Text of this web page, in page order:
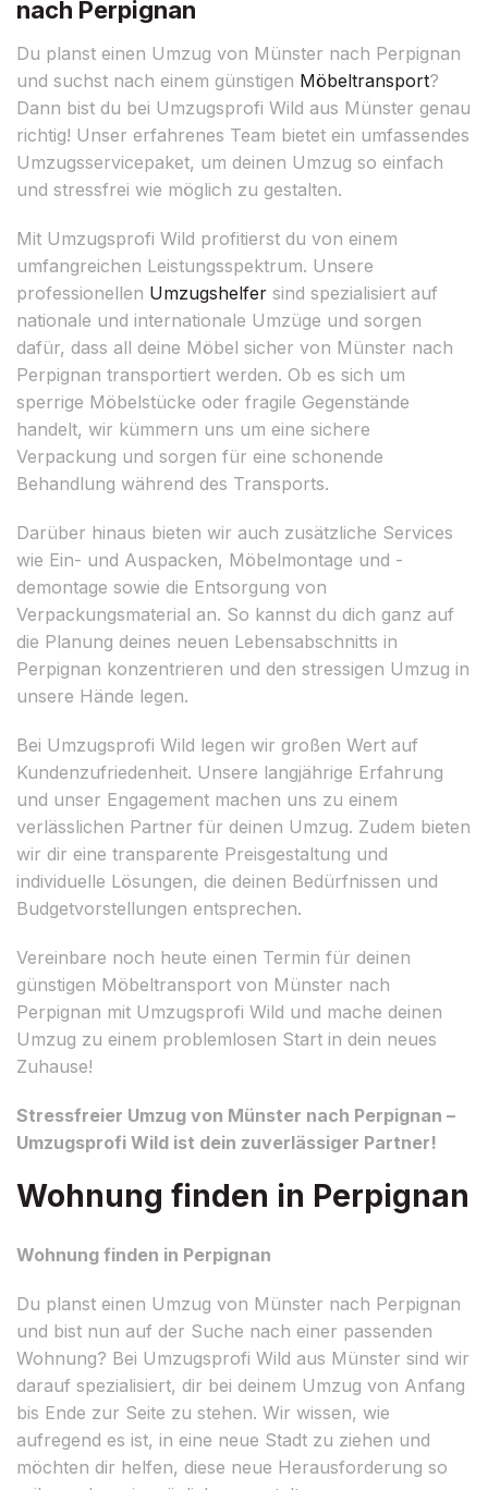
nach Perpignan
Du planst einen Umzug von Münster nach Perpignan
und suchst nach einem günstigen Möbeltransport?
Dann bist du bei Umzugsprofi Wild aus Münster genau
richtig! Unser erfahrenes Team bietet ein umfassendes
Umzugsservicepaket, um deinen Umzug so einfach
und stressfrei wie möglich zu gestalten.
Mit Umzugsprofi Wild profitierst du von einem
umfangreichen Leistungsspektrum. Unsere
professionellen Umzugshelfer sind spezialisiert auf
nationale und internationale Umzüge und sorgen
dafür, dass all deine Möbel sicher von Münster nach
Perpignan transportiert werden. Ob es sich um
sperrige Möbelstücke oder fragile Gegenstände
handelt, wir kümmern uns um eine sichere
Verpackung und sorgen für eine schonende
Behandlung während des Transports.
Darüber hinaus bieten wir auch zusätzliche Services
wie Ein- und Auspacken, Möbelmontage und -
demontage sowie die Entsorgung von
Verpackungsmaterial an. So kannst du dich ganz auf
die Planung deines neuen Lebensabschnitts in
Perpignan konzentrieren und den stressigen Umzug in
unsere Hände legen.
Bei Umzugsprofi Wild legen wir großen Wert auf
Kundenzufriedenheit. Unsere langjährige Erfahrung
und unser Engagement machen uns zu einem
verlässlichen Partner für deinen Umzug. Zudem bieten
wir dir eine transparente Preisgestaltung und
individuelle Lösungen, die deinen Bedürfnissen und
Budgetvorstellungen entsprechen.
Vereinbare noch heute einen Termin für deinen
günstigen Möbeltransport von Münster nach
Perpignan mit Umzugsprofi Wild und mache deinen
Umzug zu einem problemlosen Start in dein neues
Zuhause!
Stressfreier Umzug von Münster nach Perpignan –
Umzugsprofi Wild ist dein zuverlässiger Partner!
Wohnung finden in Perpignan
Wohnung finden in Perpignan
Du planst einen Umzug von Münster nach Perpignan
und bist nun auf der Suche nach einer passenden
Wohnung? Bei Umzugsprofi Wild aus Münster sind wir
darauf spezialisiert, dir bei deinem Umzug von Anfang
bis Ende zur Seite zu stehen. Wir wissen, wie
aufregend es ist, in eine neue Stadt zu ziehen und
möchten dir helfen, diese neue Herausforderung so